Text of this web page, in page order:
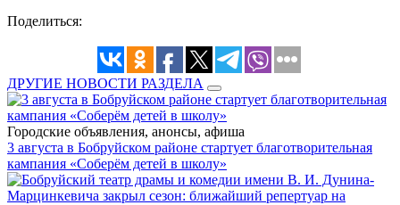
Поделиться:
ДРУГИЕ НОВОСТИ РАЗДЕЛА
Городские объявления, анонсы, афиша
3 августа в Бобруйском районе стартует благотворительная
кампания «Соберём детей в школу»